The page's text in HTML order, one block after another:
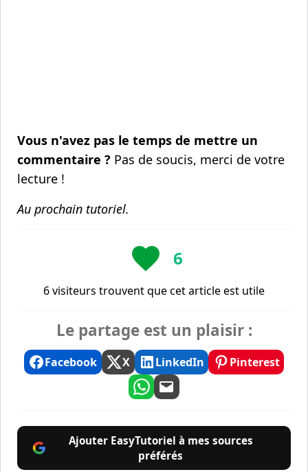
Vous n'avez pas le temps de mettre un
commentaire ? Pas de soucis, merci de votre
lecture !
Au prochain tutoriel.
6
6 visiteurs trouvent que cet article est utile
Le partage est un plaisir :
Facebook X LinkedIn Pinterest
Ajouter EasyTutoriel à mes sources
préférés